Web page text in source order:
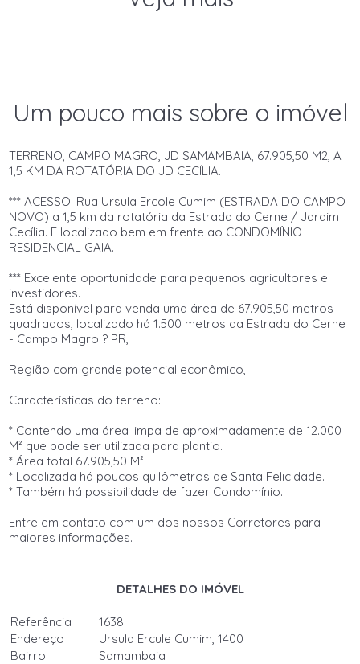
Um pouco mais sobre o imóvel
TERRENO, CAMPO MAGRO, JD SAMAMBAIA, 67.905,50 M2, A
1,5 KM DA ROTATÓRIA DO JD CECÍLIA.
*** ACESSO: Rua Ursula Ercole Cumim (ESTRADA DO CAMPO
NOVO) a 1,5 km da rotatória da Estrada do Cerne / Jardim
Cecília. E localizado bem em frente ao CONDOMÍNIO
RESIDENCIAL GAIA.
*** Excelente oportunidade para pequenos agricultores e
investidores.
Está disponível para venda uma área de 67.905,50 metros
quadrados, localizado há 1.500 metros da Estrada do Cerne
- Campo Magro ? PR,
Região com grande potencial econômico,
Características do terreno:
* Contendo uma área limpa de aproximadamente de 12.000
M² que pode ser utilizada para plantio.
* Área total 67.905,50 M².
* Localizada há poucos quilômetros de Santa Felicidade.
* Também há possibilidade de fazer Condomínio.
Entre em contato com um dos nossos Corretores para
maiores informações.
DETALHES DO IMÓVEL
Referência
1638
Endereço
Ursula Ercule Cumim, 1400
Bairro
Samambaia